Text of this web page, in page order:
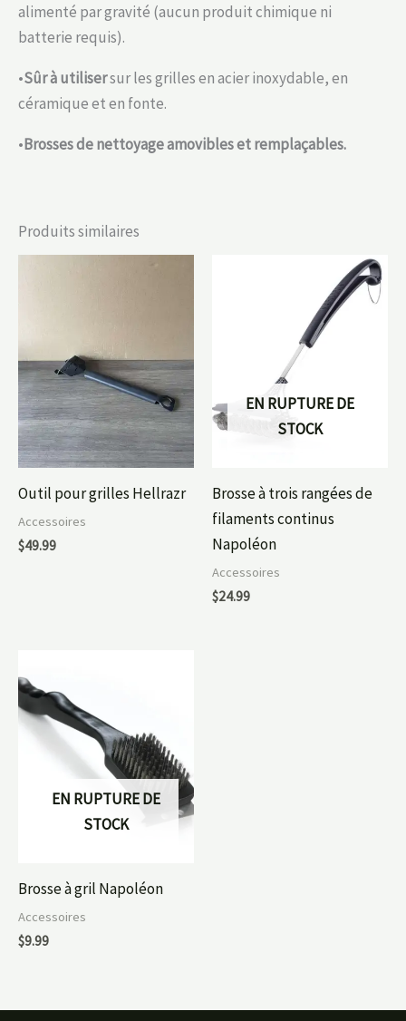
alimenté par gravité (aucun produit chimique ni
batterie requis).
•Sûr à utilisersur les grilles en acier inoxydable, en
céramique et en fonte.
•Brosses de nettoyage amovibles et remplaçables.
Produits similaires
Outil pour grilles Hellrazr
Accessoires
$49.99
EN RUPTURE DE
STOCK
Brosse à trois rangées de
filaments continus
Napoléon
Accessoires
$24.99
EN RUPTURE DE
STOCK
Brosse à gril Napoléon
Accessoires
$9.99